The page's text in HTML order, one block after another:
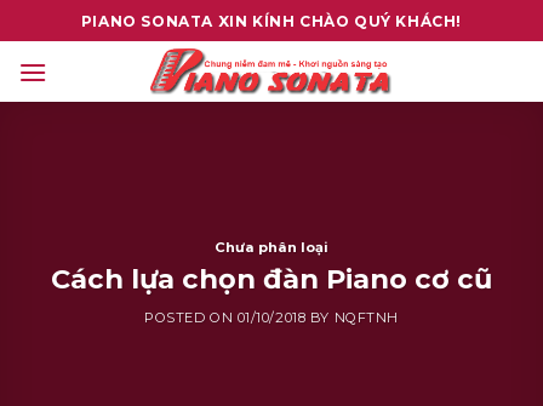
to
content
PIANO SONATA XIN KÍNH CHÀO QUÝ KHÁCH!
Chưa phân loại
Cách lựa chọn đàn Piano cơ cũ
POSTED ON 01/10/2018 BY NQFTNH